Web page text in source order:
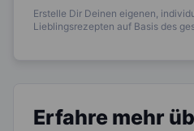
Erstelle Dir Deinen eigenen,
Lieblingsrezepten auf Basis des
Erfahre mehr